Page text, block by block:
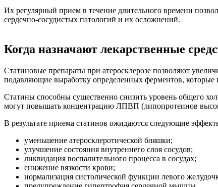
Их регулярный прием в течение длительного времени
сердечно-сосудистых патологий и их осложнений.
Когда назначают лекарственные
Статиновые препараты при атеросклерозе позволяют
подавляющие выработку определенных ферментов, которые
Статины способны существенно снизить уровень общего
могут повышать концентрацию ЛПВП (липопротеинов
В результате приема статинов ожидаются следующие
уменьшение атеросклеротической бляшки;
улучшение состояния внутреннего слоя сосудов;
ликвидация воспалительного процесса в сосудах;
снижение вязкости крови;
нормализация систолической функции левого